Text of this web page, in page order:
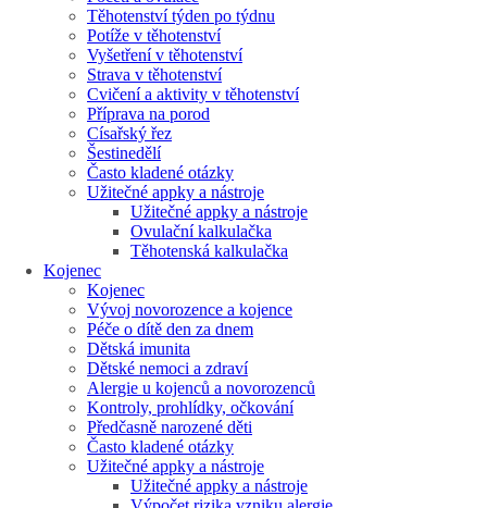
Těhotenství týden po týdnu
Potíže v těhotenství
Vyšetření v těhotenství
Strava v těhotenství
Cvičení a aktivity v těhotenství
Příprava na porod
Císařský řez
Šestinedělí
Často kladené otázky
Užitečné appky a nástroje
Užitečné appky a nástroje
Ovulační kalkulačka
Těhotenská kalkulačka
Kojenec
Kojenec
Vývoj novorozence a kojence
Péče o dítě den za dnem
Dětská imunita
Dětské nemoci a zdraví
Alergie u kojenců a novorozenců
Kontroly, prohlídky, očkování
Předčasně narozené děti
Často kladené otázky
Užitečné appky a nástroje
Užitečné appky a nástroje